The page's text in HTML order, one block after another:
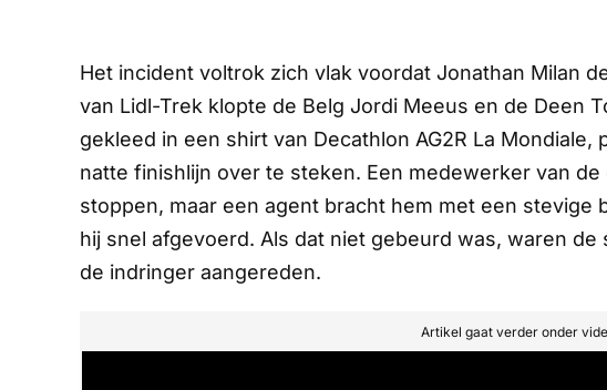
Het incident voltrok zich vlak voordat Jonathan Milan
van Lidl-Trek klopte de Belg Jordi Meeus en de Deen
gekleed in een shirt van Decathlon AG2R La
natte finishlijn over te steken. Een medewerker van
stoppen, maar een agent bracht hem met een stevige
hij snel afgevoerd. Als dat niet gebeurd was, waren
de indringer aangereden.
Artikel gaat verder onder